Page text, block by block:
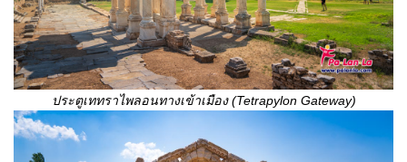
ประตูเททราไพลอนทางเข้าเมือง (Tetrapylon Gateway)